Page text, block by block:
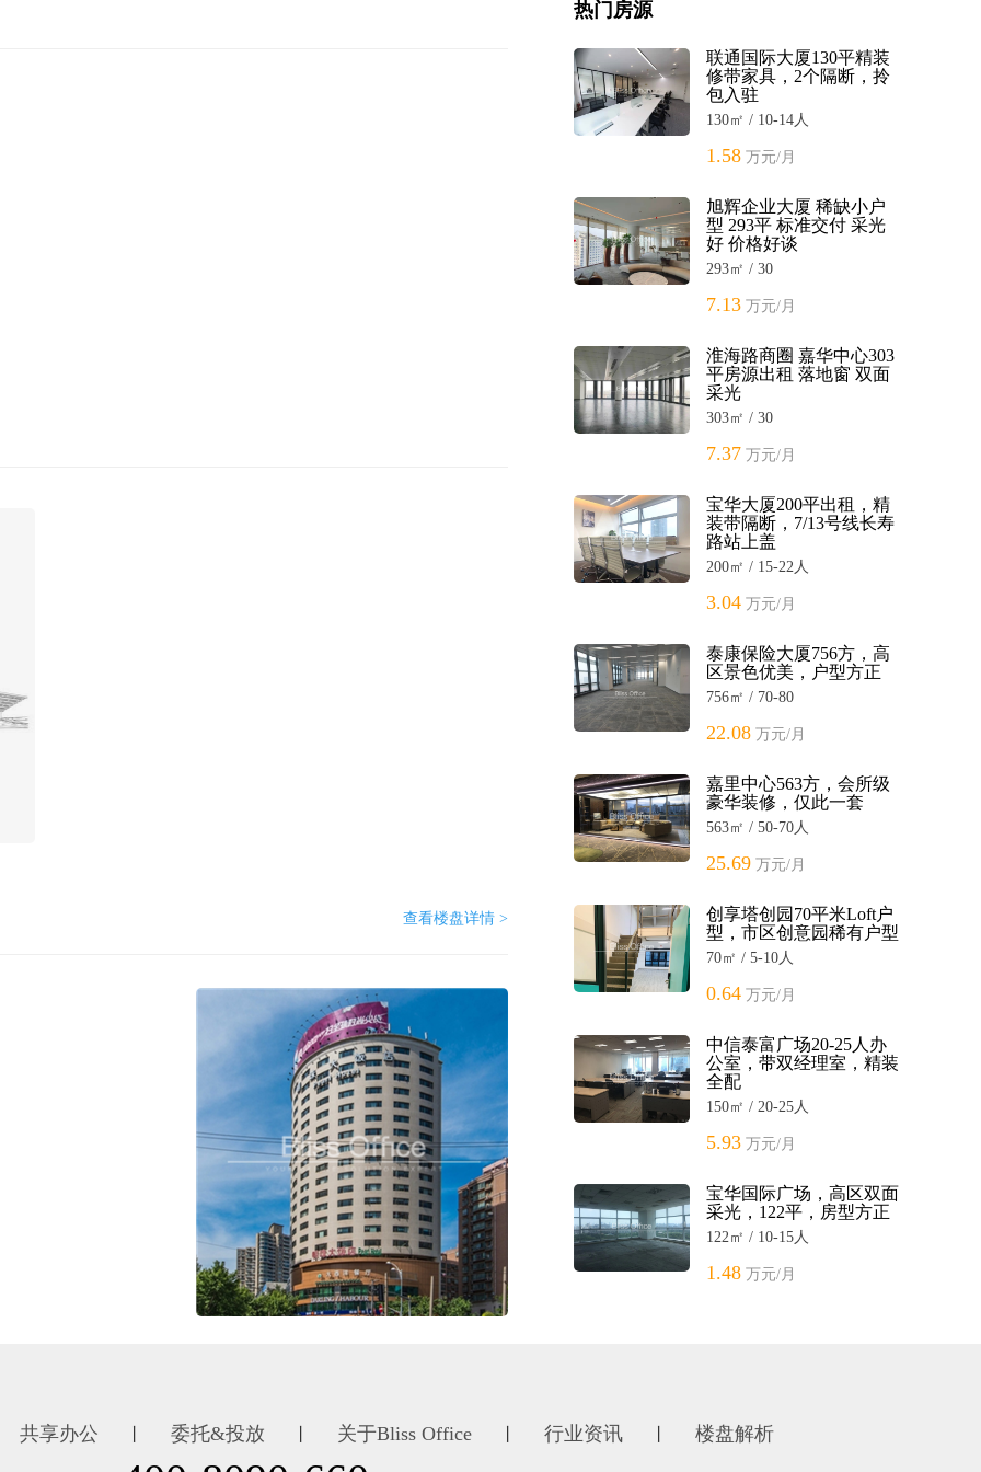
查看楼盘详情 >
热门房源
联通国际大厦130平精装
修带家具，2个隔断，拎
包入驻
130㎡ / 10-14人
1.58 万元/月
旭辉企业大厦 稀缺小户
型 293平 标准交付 采光
好 价格好谈
293㎡ / 30
7.13 万元/月
淮海路商圈 嘉华中心303
平房源出租 落地窗 双面
采光
303㎡ / 30
7.37 万元/月
宝华大厦200平出租，精
装带隔断，7/13号线长寿
路站上盖
200㎡ / 15-22人
3.04 万元/月
泰康保险大厦756方，高
区景色优美，户型方正
756㎡ / 70-80
22.08 万元/月
嘉里中心563方，会所级
豪华装修，仅此一套
563㎡ / 50-70人
25.69 万元/月
创享塔创园70平米Loft户
型，市区创意园稀有户型
70㎡ / 5-10人
0.64 万元/月
中信泰富广场20-25人办
公室，带双经理室，精装
全配
150㎡ / 20-25人
5.93 万元/月
宝华国际广场，高区双面
采光，122平，房型方正
122㎡ / 10-15人
1.48 万元/月
共享办公 委托&投放 关于Bliss Office 行业资讯 楼盘解析